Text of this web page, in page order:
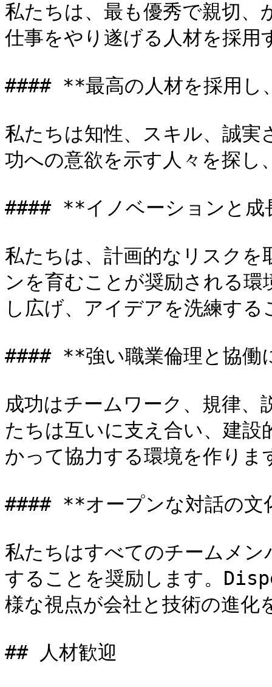
私たちは、最も優秀で親切、
仕事をやり遂げる人材を採
#### **最高の人材を採用し
私たちは知性、スキル、誠実
功への意欲を示す人々を探し
#### **イノベーションと成
私たちは、計画的なリスク
ンを育むことが奨励される
し広げ、アイデアを洗練す
#### **強い職業倫理と協働
成功はチームワーク、規律、
たちは互いに支え合い、建設
かって協力する環境を作りま
#### **オープンな対話の文
私たちはすべてのチームメン
することを奨励します。
様な視点が会社と技術の進化
## 人材歓迎